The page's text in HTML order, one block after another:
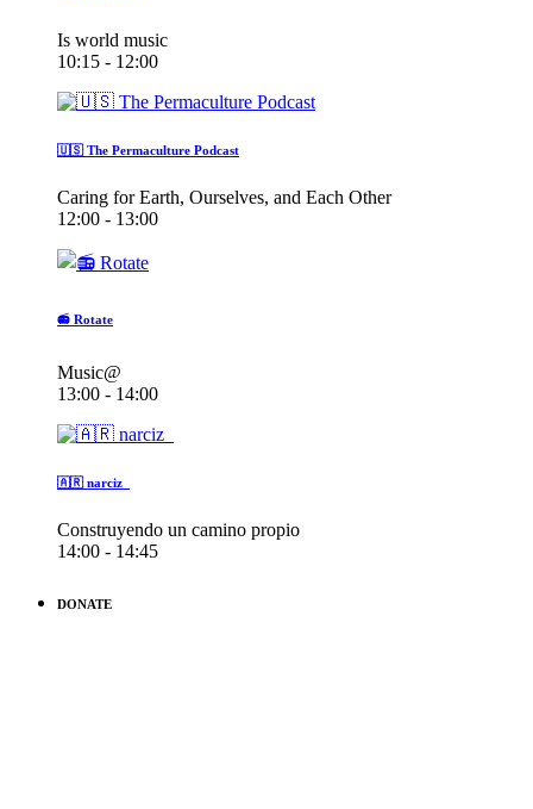
Is world music
10:15 - 12:00
🇺🇸 The Permaculture Podcast
Caring for Earth, Ourselves, and Each Other
12:00 - 13:00
📻 Rotate
Music@
13:00 - 14:00
🇦🇷 narciz_
Construyendo un camino propio
14:00 - 14:45
DONATE